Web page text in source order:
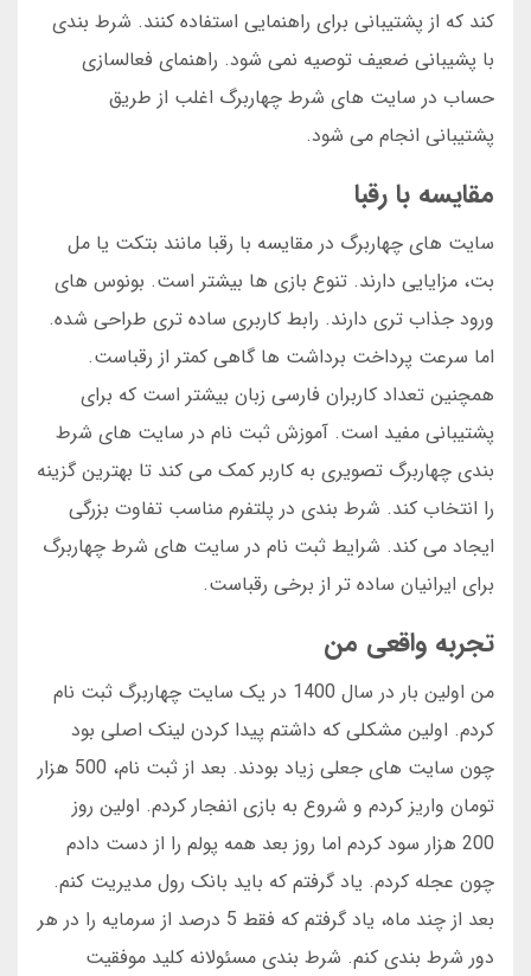
کند که از پشتیبانی برای راهنمایی استفاده کنند. شرط بندی
با پشیبانی ضعیف توصیه نمی شود. راهنمای فعالسازی
حساب در سایت های شرط چهاربرگ اغلب از طریق
پشتیبانی انجام می شود.
مقایسه با رقبا
سایت های چهاربرگ در مقایسه با رقبا مانند بتکت یا مل
بت، مزایایی دارند. تنوع بازی ها بیشتر است. بونوس های
ورود جذاب تری دارند. رابط کاربری ساده تری طراحی شده.
اما سرعت پرداخت برداشت ها گاهی کمتر از رقباست.
همچنین تعداد کاربران فارسی زبان بیشتر است که برای
پشتیبانی مفید است. آموزش ثبت نام در سایت های شرط
بندی چهاربرگ تصویری به کاربر کمک می کند تا بهترین گزینه
را انتخاب کند. شرط بندی در پلتفرم مناسب تفاوت بزرگی
ایجاد می کند. شرایط ثبت نام در سایت های شرط چهاربرگ
برای ایرانیان ساده تر از برخی رقباست.
تجربه واقعی من
من اولین بار در سال 1400 در یک سایت چهاربرگ ثبت نام
کردم. اولین مشکلی که داشتم پیدا کردن لینک اصلی بود
چون سایت های جعلی زیاد بودند. بعد از ثبت نام، 500 هزار
تومان واریز کردم و شروع به بازی انفجار کردم. اولین روز
200 هزار سود کردم اما روز بعد همه پولم را از دست دادم
چون عجله کردم. یاد گرفتم که باید بانک رول مدیریت کنم.
بعد از چند ماه، یاد گرفتم که فقط 5 درصد از سرمایه را در هر
دور شرط بندی کنم. شرط بندی مسئولانه کلید موفقیت